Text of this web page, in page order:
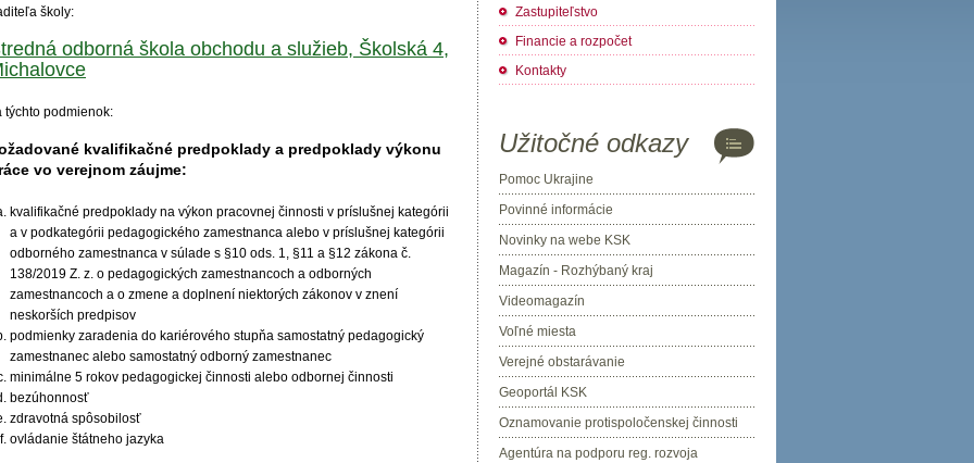
školy:
odborná škola obchodu a služieb, Školská 4,
týchto podmienok:
kvalifikačné predpoklady a predpoklady výkonu
vo verejnom záujme:
kvalifikačné predpoklady na výkon pracovnej činnosti v príslušnej kategórii
a v podkategórii pedagogického zamestnanca alebo v príslušnej kategórii
odborného zamestnanca v súlade s §10 ods. 1, §11 a §12 zákona č.
138/2019 Z. z. o pedagogických zamestnancoch a odborných
zamestnancoch a o zmene a doplnení niektorých zákonov v znení
neskorších predpisov
podmienky zaradenia do kariérového stupňa samostatný pedagogický
zamestnanec alebo samostatný odborný zamestnanec
minimálne 5 rokov pedagogickej činnosti alebo odbornej činnosti
bezúhonnosť
zdravotná spôsobilosť
ovládanie štátneho jazyka
Zastupiteľstvo
Financie a rozpočet
Kontakty
Užitočné odkazy
Pomoc Ukrajine
Povinné informácie
Novinky na webe KSK
Magazín - Rozhýbaný kraj
Videomagazín
Voľné miesta
Verejné obstarávanie
Geoportál KSK
Oznamovanie protispoločenskej činnosti
Agentúra na podporu reg. rozvoja